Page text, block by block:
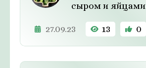
сыром и яйцами
27.09.23 13 0